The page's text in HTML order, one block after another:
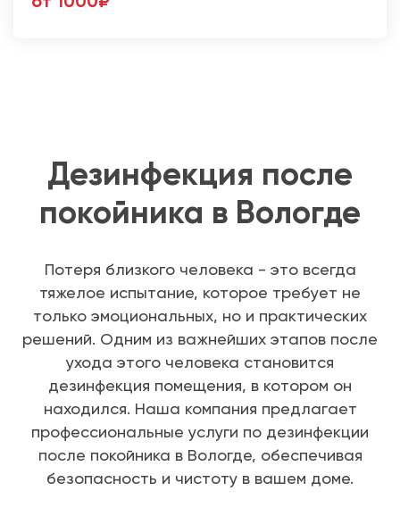
Дезинфекция после
покойника в Вологде
Потеря близкого человека - это всегда
тяжелое испытание, которое требует не
только эмоциональных, но и практических
решений. Одним из важнейших этапов после
ухода этого человека становится
дезинфекция помещения, в котором он
находился. Наша компания предлагает
профессиональные услуги по дезинфекции
после покойника в Вологде, обеспечивая
безопасность и чистоту в вашем доме.